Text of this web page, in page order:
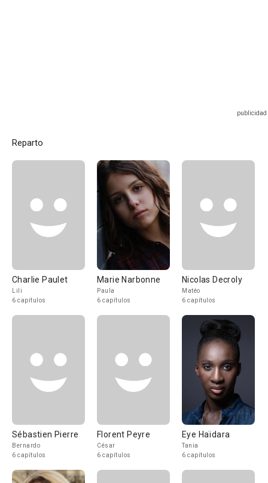
Reparto
Charlie Paulet
Lili
6 capítulos
Marie Narbonne
Paula
6 capítulos
Nicolas Decroly
Matéo
6 capítulos
Sébastien Pierre
Bernardo
6 capítulos
Florent Peyre
César
6 capítulos
Eye Haïdara
Tania
6 capítulos